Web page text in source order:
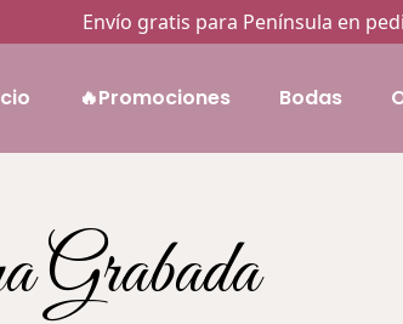
Envío gratis para Península en
🔥Promociones Bodas
Grabada